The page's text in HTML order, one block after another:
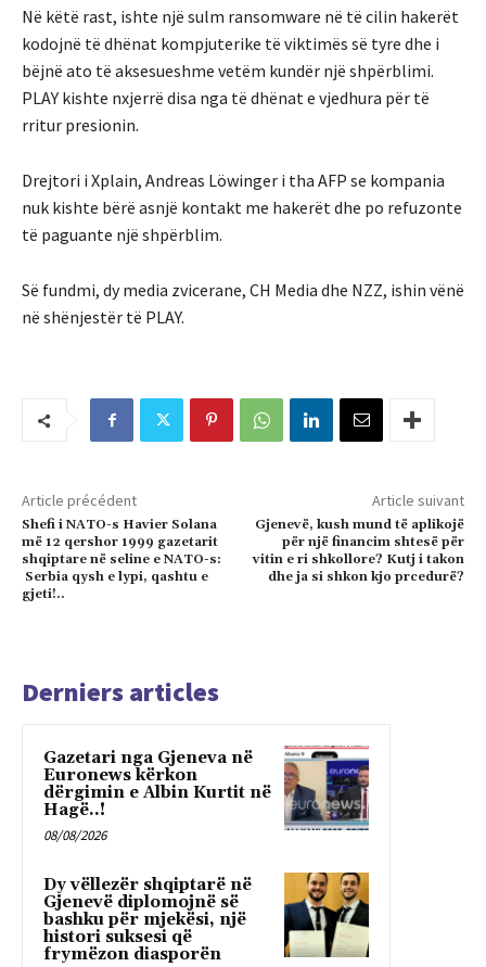
Në këtë rast, ishte një sulm ransomware në të cilin hakerët
kodojnë të dhënat kompjuterike të viktimës së tyre dhe i
bëjnë ato të aksesueshme vetëm kundër një shpërblimi.
PLAY kishte nxjerrë disa nga të dhënat e vjedhura për të
rritur presionin.
Drejtori i Xplain, Andreas Löwinger i tha AFP se kompania
nuk kishte bërë asnjë kontakt me hakerët dhe po refuzonte
të paguante një shpërblim.
Së fundmi, dy media zvicerane, CH Media dhe NZZ, ishin vënë
në shënjestër të PLAY.
Article précédent
Shefi i NATO-s Havier Solana
më 12 qershor 1999 gazetarit
shqiptare në seline e NATO-s:
Serbia qysh e lypi, qashtu e
gjeti!..
Article suivant
Gjenevë, kush mund të aplikojë
për një financim shtesë për
vitin e ri shkollore? Kutj i takon
dhe ja si shkon kjo prcedurë?
Derniers articles
Gazetari nga Gjeneva në
Euronews kërkon
dërgimin e Albin Kurtit në
Hagë..!
08/08/2026
Dy vëllezër shqiptarë në
Gjenevë diplomojnë së
bashku për mjekësi, një
histori suksesi që
frymëzon diasporën